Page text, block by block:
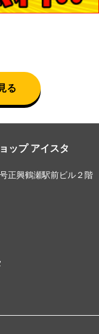
る
ップ アイスタ
正興鶴瀬駅前ビル２階